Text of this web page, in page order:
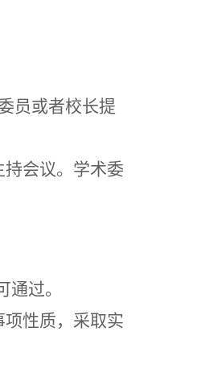
员或者校长提
会议。学术委
通过。
性质，采取实